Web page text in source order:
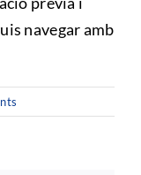
navegar amb